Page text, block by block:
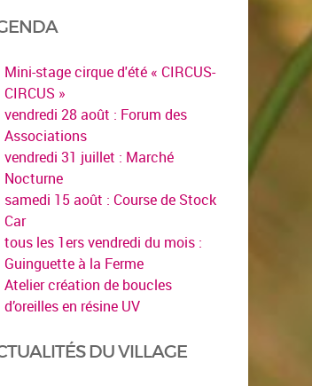
Mini-stage cirque d'été « CIRCUS-
CIRCUS »
vendredi 28 août : Forum des
Associations
vendredi 31 juillet : Marché
Nocturne
samedi 15 août : Course de Stock
Car
tous les 1ers vendredi du mois :
Guinguette à la Ferme
Atelier création de boucles
d’oreilles en résine UV
DU VILLAGE